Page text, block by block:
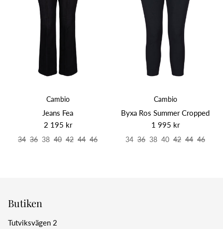
Cambio
Jeans Fea
2 195 kr
34 36 38 40 42 44 46
Cambio
Byxa Ros Summer Cropped
1 995 kr
34 36 38 40 42 44 46
Butiken
Tutviksvägen 2